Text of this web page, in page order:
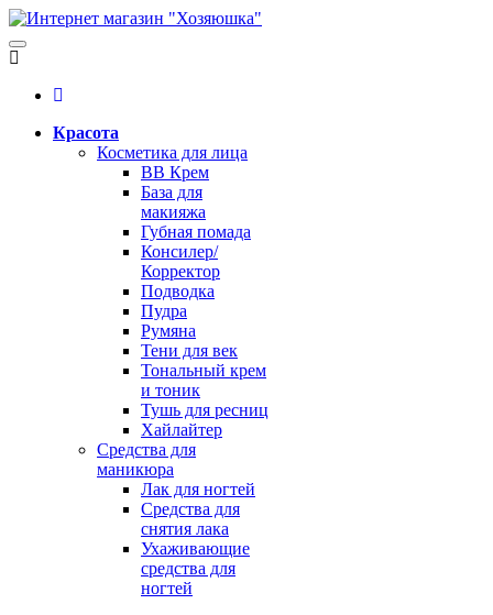
Красота
Косметика для лица
BB Крем
База для
макияжа
Губная помада
Консилер/
Корректор
Подводка
Пудра
Румяна
Тени для век
Тональный крем
и тоник
Тушь для ресниц
Хайлайтер
Средства для
маникюра
Лак для ногтей
Средства для
снятия лака
Ухаживающие
средства для
ногтей